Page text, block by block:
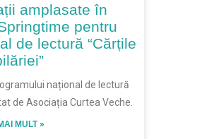
amplasate în
pentru
de lectură “Cărțile
național de lectură
de Asociația Curtea Veche.
MULT »